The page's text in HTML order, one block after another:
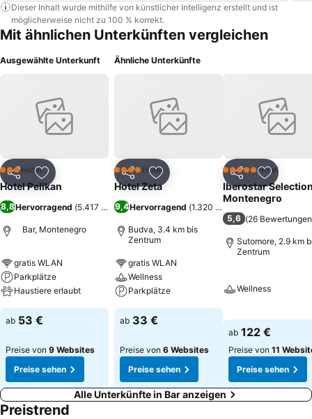
Dieser Inhalt wurde mithilfe von künstlicher Intelligenz erstellt und ist
möglicherweise nicht zu 100 % korrekt.
Mit ähnlichen Unterkünften vergleichen
Ausgewählte Unterkunft
Teilen Zu Favoriten hinzufügen
3 SterneHotel
Hotel Pelikan
8,8Hervorragend (5.417 Bewertungen)
Bar, Montenegro
gratis WLAN
Parkplätze
Haustiere erlaubt
ab 53 €
Preise von 9 Websites
Preise sehen
Ähnliche Unterkünfte
Teilen Zu Favoriten hinzufügen
4 SterneHotel
Hotel Zeta
9,4Hervorragend (1.320 Bewertungen)
Budva, 3.4 km bis
Zentrum
gratis WLAN
Wellness
Parkplätze
ab 33 €
Preise von 6 Websites
Preise sehen
Teilen Zu
5 Sterne Hotel
Iberostar
Montenegro
5,6 (26 Bewertungen
Sutomore, 2.9 km
Zentrum
Wellness
ab 122 €
Preise von 11
Preise sehen
Alle Unterkünfte in Bar anzeigen
Preistrend